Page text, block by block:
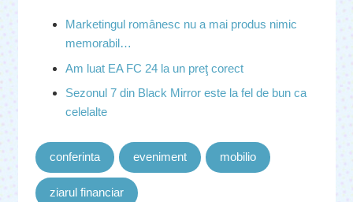
Marketingul românesc nu a mai produs nimic
memorabil…
Am luat EA FC 24 la un preţ corect
Sezonul 7 din Black Mirror este la fel de bun ca
celelalte
conferinta eveniment mobilio
ziarul financiar